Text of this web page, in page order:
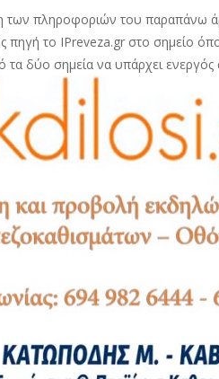
των πληροφοριών του παραπάνω
το IPreveza.gr στο σημείο
δύο σημεία να υπάρχει